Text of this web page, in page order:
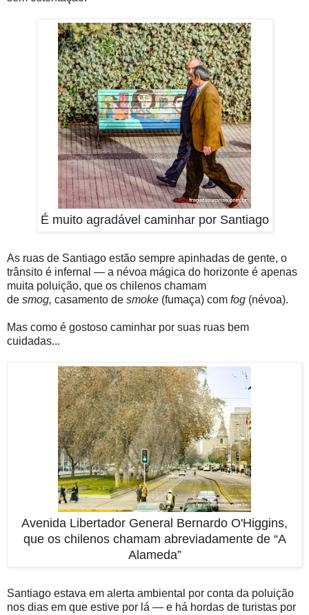
É muito agradável caminhar por Santiago
As ruas de Santiago estão sempre apinhadas de gente, o
trânsito é infernal — a névoa mágica do horizonte é apenas
muita poluição, que os chilenos chamam
de smog, casamento de smoke (fumaça) com fog (névoa).
Mas como é gostoso caminhar por suas ruas bem
cuidadas...
Avenida Libertador General Bernardo O'Higgins,
que os chilenos chamam abreviadamente de “A
Alameda”
Santiago estava em alerta ambiental por conta da poluição
nos dias em que estive por lá — e há hordas de turistas por